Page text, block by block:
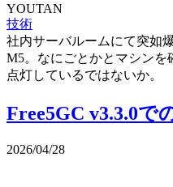
YOUTAN
技術
社内サーバルームにて突如
M5。なにごとかとマシンを
点灯しているではないか。
Free5GC v3.3.0で
2026/04/28